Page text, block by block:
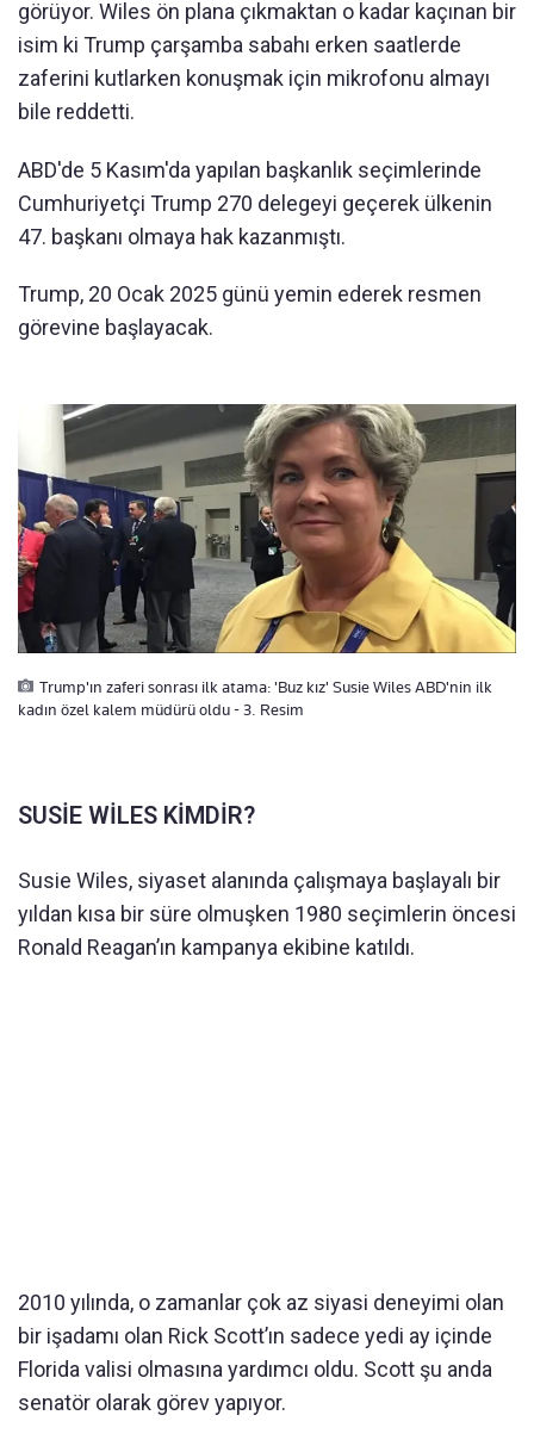
görüyor. Wiles ön plana çıkmaktan o kadar kaçınan bir
isim ki Trump çarşamba sabahı erken saatlerde
zaferini kutlarken konuşmak için mikrofonu almayı
bile reddetti.
ABD'de 5 Kasım'da yapılan başkanlık seçimlerinde
Cumhuriyetçi Trump 270 delegeyi geçerek ülkenin
47. başkanı olmaya hak kazanmıştı.
Trump, 20 Ocak 2025 günü yemin ederek resmen
görevine başlayacak.
Trump'ın zaferi sonrası ilk atama: 'Buz kız' Susie Wiles ABD'nin ilk
kadın özel kalem müdürü oldu - 3. Resim
SUSİE WİLES KİMDİR?
Susie Wiles, siyaset alanında çalışmaya başlayalı bir
yıldan kısa bir süre olmuşken 1980 seçimlerin öncesi
Ronald Reagan’ın kampanya ekibine katıldı.
2010 yılında, o zamanlar çok az siyasi deneyimi olan
bir işadamı olan Rick Scott’ın sadece yedi ay içinde
Florida valisi olmasına yardımcı oldu. Scott şu anda
senatör olarak görev yapıyor.